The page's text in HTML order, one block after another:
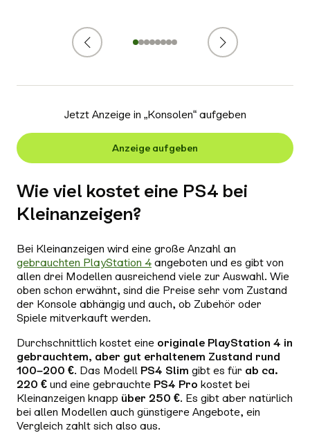
Zurück Weiter
1 2 3 4 5 6 7
Jetzt Anzeige in „Konsolen“ aufgeben
Anzeige aufgeben
Wie viel kostet eine PS4 bei
Kleinanzeigen?
Bei Kleinanzeigen wird eine große Anzahl an
gebrauchten PlayStation 4 angeboten und es gibt von
allen drei Modellen ausreichend viele zur Auswahl. Wie
oben schon erwähnt, sind die Preise sehr vom Zustand
der Konsole abhängig und auch, ob Zubehör oder
Spiele mitverkauft werden.
Durchschnittlich kostet eine originale PlayStation 4 in
gebrauchtem, aber gut erhaltenem Zustand rund
100–200 €. Das Modell PS4 Slim gibt es für ab ca.
220 € und eine gebrauchte PS4 Pro kostet bei
Kleinanzeigen knapp über 250 €. Es gibt aber natürlich
bei allen Modellen auch günstigere Angebote, ein
Vergleich zahlt sich also aus.